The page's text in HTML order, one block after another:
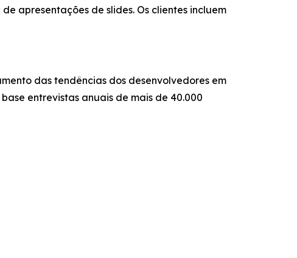
apresentações de slides. Os clientes incluem
das tendências dos desenvolvedores em
entrevistas anuais de mais de 40.000